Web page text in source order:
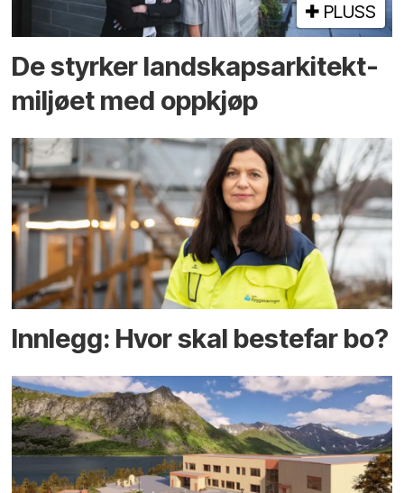
PLUSS
De styrker landskaps­arkitekt­
miljøet med oppkjøp
Innlegg: Hvor skal bestefar bo?